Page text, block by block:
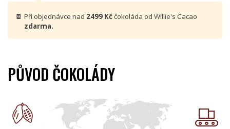
🍫 Při objednávce nad 2499 Kččokoláda od Willie's Cacao
zdarma.
PŮVOD ČOKOLÁDY